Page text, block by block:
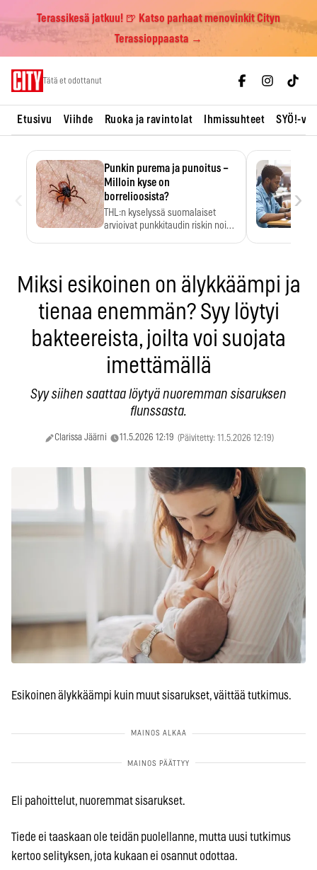
Terassikesä jatkuu! 🍺 Katso parhaat menovinkit Cityn
Terassioppaasta →
Tätä et odottanut
Etusivu Viihde Ruoka ja ravintolat Ihmissuhteet SYÖ!-
Punkin purema ja punoitus –
Milloin kyse on
borrelioosista?
THL:n kyselyssä suomalaiset
arvioivat punkkitaudin riskin noin
›
Miksi esikoinen on älykkäämpi ja
tienaa enemmän? Syy löytyi
bakteereista, joilta voi suojata
imettämällä
Syy siihen saattaa löytyä nuoremman sisaruksen
flunssasta.
Clarissa Jäärni 11.5.2026 12:19 (Päivitetty: 11.5.2026 12:19)
Esikoinen älykkäämpi kuin muut sisarukset, väittää tutkimus.
Eli pahoittelut, nuoremmat sisarukset.
Tiede ei taaskaan ole teidän puolellanne, mutta uusi tutkimus
kertoo selityksen, jota kukaan ei osannut odottaa.